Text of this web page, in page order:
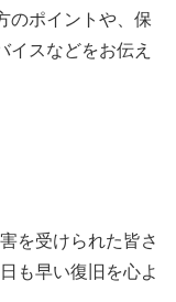
のポイントや、保
イスなどをお伝え
を受けられた皆さ
も早い復旧を心よ